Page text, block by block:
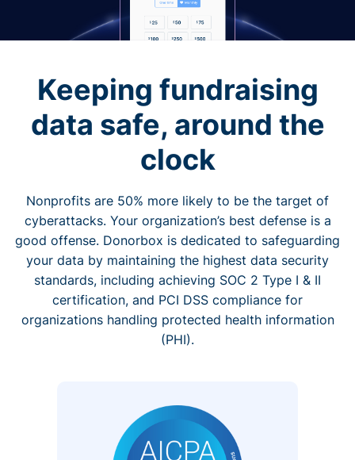
Keeping fundraising
data safe, around the
clock
Nonprofits are 50% more likely to be the target of
cyberattacks. Your organization’s best defense is a
good offense. Donorbox is dedicated to safeguarding
your data by maintaining the highest data security
standards, including achieving SOC 2 Type I & II
certification, and PCI DSS compliance for
organizations handling protected health information
(PHI).